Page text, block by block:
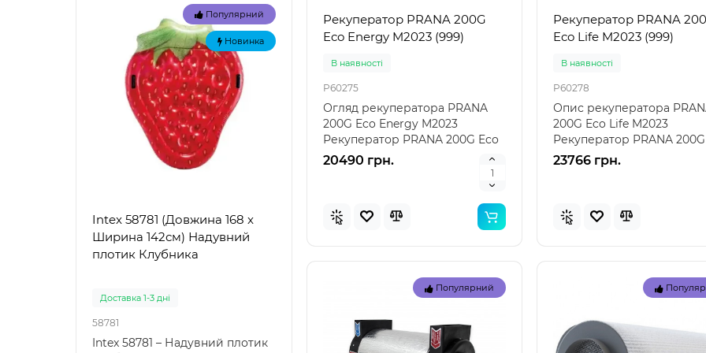
Популярний
Новинка
Intex 58781 (Довжина 168 x
Ширина 142см) Надувний
плотик Клубника
Доставка 1-3 дні
58781
Intex 58781 – Надувний плотик
Популярний
Новинка
Intex 57100 (85 x 85 x 23см)
Intex 57100 (85 x 85 x 23 см) -
Intex 29039 - Термо́метр
29039
Intex 29039 – термометр
Рекуператор PRANA 200G
Eco Energy M2023 (999)
В наявностi
P60275
Огляд рекуператора PRANA
200G Eco Energy M2023
Рекуператор PRANA 200G Eco
Energy M2023 – сучасне ..
20490 грн.
Рекуператор PRANA
Eco Life M2023 (999)
В наявностi
P60278
Опис рекуператора
200G Eco Life M2023
Рекуператор PRANA
Life M2023 — ефективне
23766 грн.
Популярний